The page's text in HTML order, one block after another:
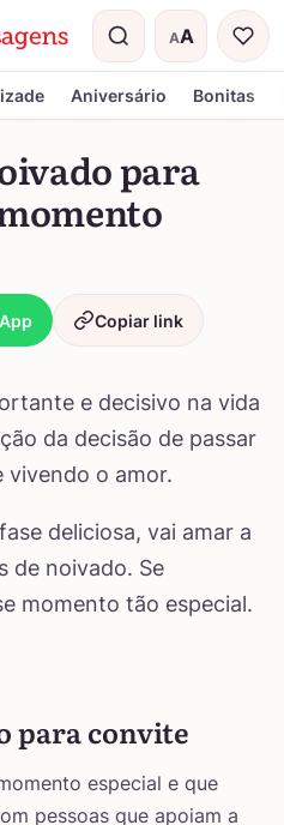
AA
Tamanho do
Aniversário Bonitas
para
Copiar link
e decisivo na vida
da decisão de passar
vivendo o amor.
deliciosa, vai amar a
de noivado. Se
momento tão especial.
para convite
especial e que
pessoas que apoiam a